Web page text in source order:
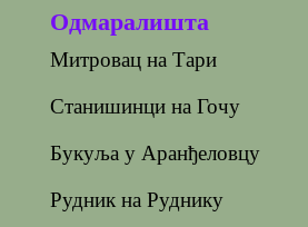
Одмаралишта
Митровац на Тари
Станишинци на Гочу
Букуља у Аранђеловцу
Рудник на Руднику